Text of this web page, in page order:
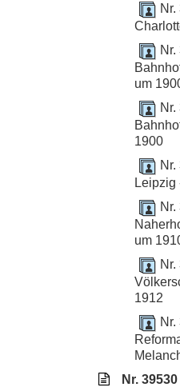
um
1900
Leipzig
um
1912
Nr.